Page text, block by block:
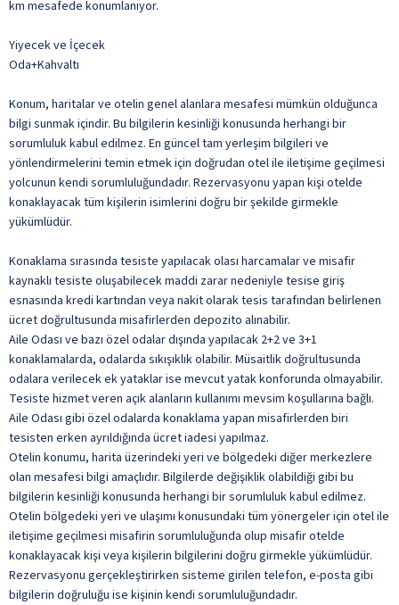
km mesafede konumlanıyor.
Yiyecek ve İçecek
Oda+Kahvaltı
Konum, haritalar ve otelin genel alanlara mesafesi mümkün olduğunca
bilgi sunmak içindir. Bu bilgilerin kesinliği konusunda herhangi bir
sorumluluk kabul edilmez. En güncel tam yerleşim bilgileri ve
yönlendirmelerini temin etmek için doğrudan otel ile iletişime geçilmesi
yolcunun kendi sorumluluğundadır. Rezervasyonu yapan kişi otelde
konaklayacak tüm kişilerin isimlerini doğru bir şekilde girmekle
yükümlüdür.
Konaklama sırasında tesiste yapılacak olası harcamalar ve misafir
kaynaklı tesiste oluşabilecek maddi zarar nedeniyle tesise giriş
esnasında kredi kartından veya nakit olarak tesis tarafından belirlenen
ücret doğrultusunda misafirlerden depozito alınabilir.
Aile Odası ve bazı özel odalar dışında yapılacak 2+2 ve 3+1
konaklamalarda, odalarda sıkışıklık olabilir. Müsaitlik doğrultusunda
odalara verilecek ek yataklar ise mevcut yatak konforunda olmayabilir.
Tesiste hizmet veren açık alanların kullanımı mevsim koşullarına bağlı.
Aile Odası gibi özel odalarda konaklama yapan misafirlerden biri
tesisten erken ayrıldığında ücret iadesi yapılmaz.
Otelin konumu, harita üzerindeki yeri ve bölgedeki diğer merkezlere
olan mesafesi bilgi amaçlıdır. Bilgilerde değişiklik olabildiği gibi bu
bilgilerin kesinliği konusunda herhangi bir sorumluluk kabul edilmez.
Otelin bölgedeki yeri ve ulaşımı konusundaki tüm yönergeler için otel ile
iletişime geçilmesi misafirin sorumluluğunda olup misafir otelde
konaklayacak kişi veya kişilerin bilgilerini doğru girmekle yükümlüdür.
Rezervasyonu gerçekleştirirken sisteme girilen telefon, e-posta gibi
bilgilerin doğruluğu ise kişinin kendi sorumluluğundadır.